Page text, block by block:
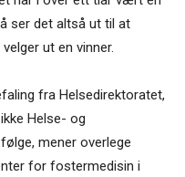
ser det altså ut til at
ut en vinner.
fra Helsedirektoratet,
Helse- og
mener overlege
for fostermedisin i